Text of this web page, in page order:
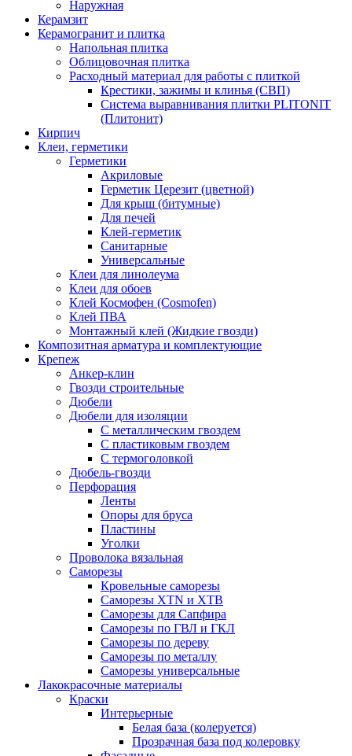
Наружная
Керамзит
Керамогранит и плитка
Напольная плитка
Облицовочная плитка
Расходный материал для работы с плиткой
Крестики, зажимы и клинья (СВП)
Система выравнивания плитки PLITONIT
(Плитонит)
Кирпич
Клеи, герметики
Герметики
Акриловые
Герметик Церезит (цветной)
Для крыш (битумные)
Для печей
Клей-герметик
Санитарные
Универсальные
Клеи для линолеума
Клеи для обоев
Клей Космофен (Cosmofen)
Клей ПВА
Монтажный клей (Жидкие гвозди)
Композитная арматура и комплектующие
Крепеж
Анкер-клин
Гвозди строительные
Дюбели
Дюбели для изоляции
С металлическим гвоздем
С пластиковым гвоздем
С термоголовкой
Дюбель-гвозди
Перфорация
Ленты
Опоры для бруса
Пластины
Уголки
Проволока вязальная
Саморезы
Кровельные саморезы
Саморезы XTN и ХTB
Саморезы для Сапфира
Саморезы по ГВЛ и ГКЛ
Саморезы по дереву
Саморезы по металлу
Саморезы универсальные
Лакокрасочные материалы
Краски
Интерьерные
Белая база (колеруется)
Прозрачная база под колеровку